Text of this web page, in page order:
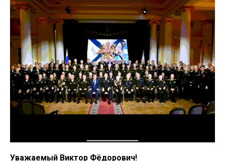
Уважаемый Виктор Фёдорович!